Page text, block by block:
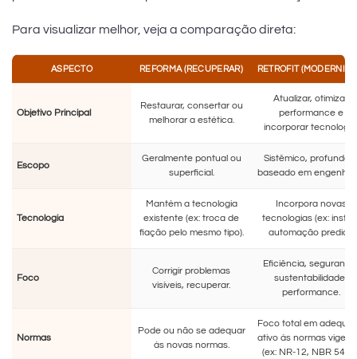
Para visualizar melhor, veja a comparação direta:
ASPECTO REFORMA (RECUPERAR) RETROFIT
Objetivo Principal
Restaurar, consertar ou
melhorar a estética.
Atualizar, otimizar
performance e
incorporar tecnologia.
Escopo
Geralmente pontual ou
superficial.
Sistêmico, profundo e
baseado em
Tecnologia
Mantém a tecnologia
existente (ex: troca de
fiação pelo mesmo tipo).
Incorpora novas
tecnologias (ex:
automação predial).
Foco
Corrigir problemas
visíveis, recuperar.
Eficiência,
sustentabilidade,
performance.
Normas
Pode ou não se adequar
às novas normas.
Foco total em
ativo às normas
(ex: NR-12, NBR